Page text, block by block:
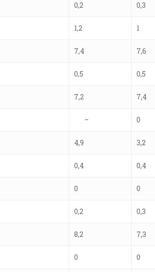
0,2 0,3
1,2 1
7,4 7,6
0,5 0,5
7,2 7,4
– 0
4,9 3,2
0,4 0,4
0 0
0,2 0,3
8,2 7,3
0 0